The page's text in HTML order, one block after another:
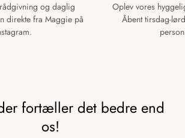
og daglig
direkte fra Maggie på
Oplev vores
Åbent tirsdag-
fortæller det bedre end
os!